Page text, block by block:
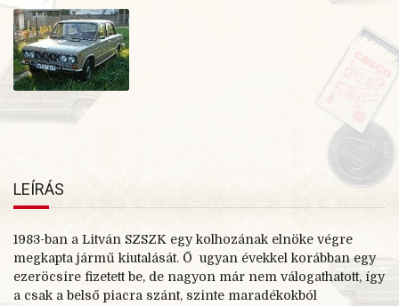
LEÍRÁS
1983-ban a Litván SZSZK egy kolhozának elnöke végre
megkapta jármű kiutalását. Ő ugyan évekkel korábban egy
ezeröcsire fizetett be, de nagyon már nem válogathatott, így
a csak a belső piacra szánt, szinte maradékokból